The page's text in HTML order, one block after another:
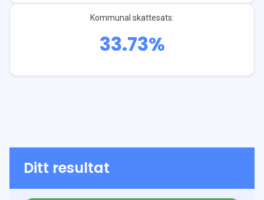
Kommunal skattesats:
33.73%
Ditt resultat